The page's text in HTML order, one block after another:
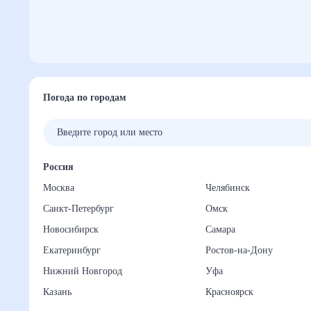
Погода по городам
Россия
Москва
Санкт-Петербург
Новосибирск
Екатеринбург
Нижний Новгород
Казань
Челябинск
Омск
Самара
Ростов-на-Дону
Уфа
Красноярск